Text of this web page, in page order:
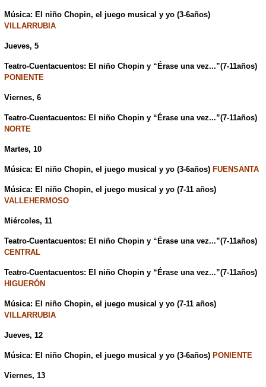
Música: El niño Chopin, el juego musical y yo (3-6años)
VILLARRUBIA
Jueves, 5
Teatro-Cuentacuentos: El niño Chopin y “Érase una vez...”(7-11años)
PONIENTE
Viernes, 6
Teatro-Cuentacuentos: El niño Chopin y “Érase una vez...”(7-11años)
NORTE
Martes, 10
Música: El niño Chopin, el juego musical y yo (3-6años) FUENSANTA
Música: El niño Chopin, el juego musical y yo (7-11 años)
VALLEHERMOSO
Miércoles, 11
Teatro-Cuentacuentos: El niño Chopin y “Érase una vez...”(7-11años)
CENTRAL
Teatro-Cuentacuentos: El niño Chopin y “Érase una vez...”(7-11años)
HIGUERÓN
Música: El niño Chopin, el juego musical y yo (7-11 años)
VILLARRUBIA
Jueves, 12
Música: El niño Chopin, el juego musical y yo (3-6años) PONIENTE
Viernes, 13